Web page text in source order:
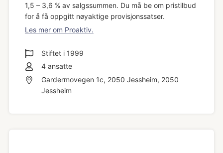
1,5 – 3,6 % av salgssummen. Du må be om pristilbud
for å få oppgitt nøyaktige provisjonssatser.
Les mer om Proaktiv.
Stiftet i 1999
4ansatte
Gardermovegen 1c, 2050 Jessheim, 2050
Jessheim